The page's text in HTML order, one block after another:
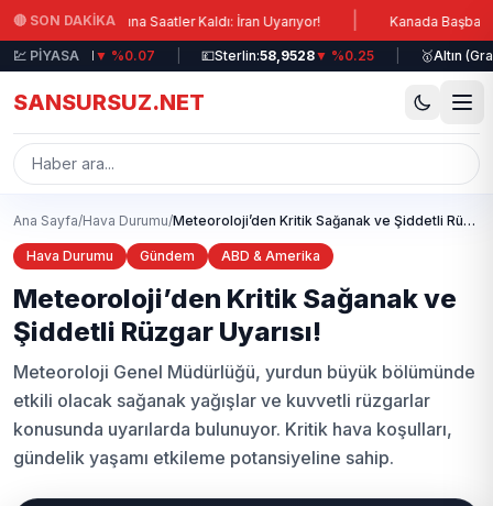
Ana içeriğe atla
🔴 SON DAKİKA
Ablukasına Saatler Kaldı: İran Uyarıyor! | Kanada Başbakanı
💹 PİYASA
51,1771▼ %0.07 | Sterlin:58,9528▼ %0.25 | Altın (Gram):
SANSURSUZ.NET
Ana Sayfa/Hava Durumu/ Meteoroloji’den Kritik Sağanak ve Şiddetli Rüzgar Uyarısı!
Hava Durumu Gündem ABD & Amerika
Meteoroloji’den Kritik Sağanak ve
Şiddetli Rüzgar Uyarısı!
Meteoroloji Genel Müdürlüğü, yurdun büyük bölümünde
etkili olacak sağanak yağışlar ve kuvvetli rüzgarlar
konusunda uyarılarda bulunuyor. Kritik hava koşulları,
gündelik yaşamı etkileme potansiyeline sahip.